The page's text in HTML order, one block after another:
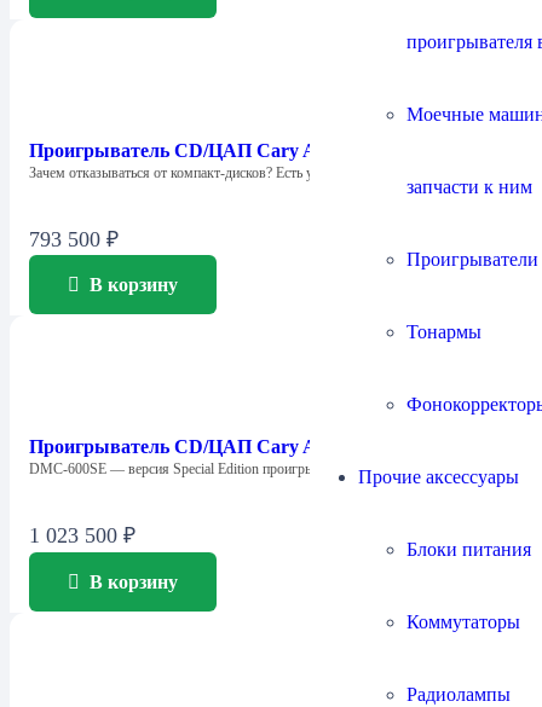
проигрывателя
Моечные
запчасти к ним
Тонармы
Прочие аксессуары
Блоки питания
Коммутаторы
Радиолампы
Проигрыватель CD/ЦАП Cary Audio DMC-600
Зачем отказываться от компакт-дисков? Есть универсальный…
793 500 ₽
В корзину
Проигрыватель CD/ЦАП Cary Audio DMC-600SE
DMC-600SE — версия Special Edition проигрывателя…
1 023 500 ₽
В корзину